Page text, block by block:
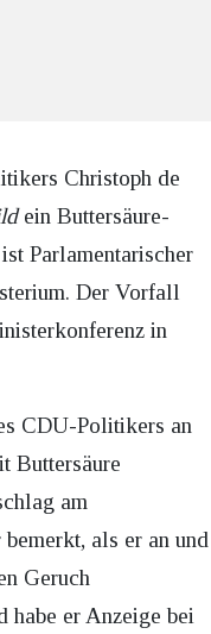
Christoph de
ein Buttersäure-
Parlamentarischer
Der Vorfall
in
CDU-Politikers an
Buttersäure
am
als er an und
Geruch
habe er Anzeige bei